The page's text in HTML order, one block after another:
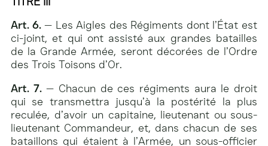
Art. 6.— Les Aigles des Régiments dont l’État est
ci-joint, et qui ont assisté aux grandes batailles
de la Grande Armée, seront décorées de l’Ordre
des Trois Toisons d’Or.
Art. 7.— Chacun de ces régiments aura le droit
qui se transmettra jusqu’à la postérité la plus
reculée, d’avoir un capitaine, lieutenant ou sous-
lieutenant Commandeur, et, dans chacun de ses
bataillons qui étaient à l’Armée, un sous-officier